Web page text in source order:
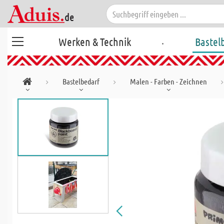
Werken & Technik .
Bastelbedarf Malen - Farben - Zeichnen